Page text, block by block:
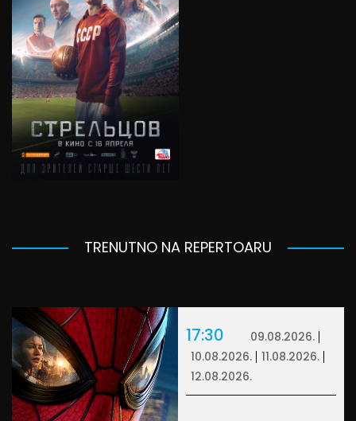
TRENUTNO NA REPERTOARU
17:30
09.08.2026.
10.08.2026.
11.08.2026.
12.08.2026.